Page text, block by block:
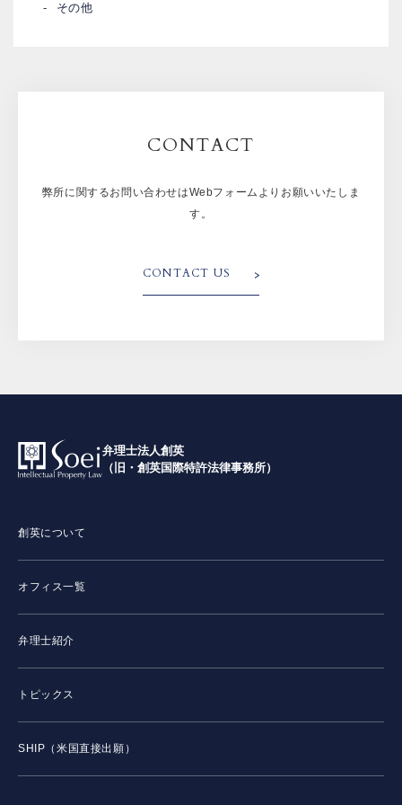
その他
CONTACT
弊所に関するお問い合わせはWebフォームよりお願いいたしま
す。
CONTACT US
弁理士法人創英
（旧・創英国際特許法律事務所）
創英について
オフィス一覧
弁理士紹介
トピックス
SHIP（米国直接出願）